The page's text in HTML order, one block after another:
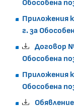
Обособена
Приложения
г. за
Договор
Обособена
Приложения
Обособена